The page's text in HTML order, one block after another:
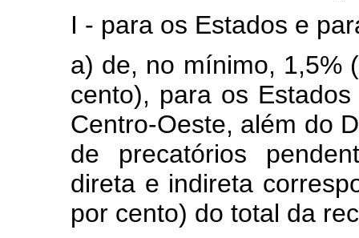
I - para os Estados e
a) de, no mínimo, 1,5%
cento), para os
Centro-Oeste, além do
de precatórios
direta e indireta
por cento) do total da